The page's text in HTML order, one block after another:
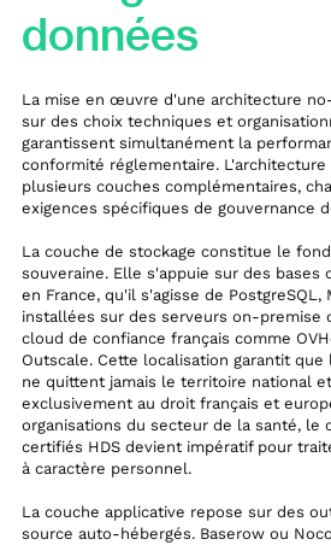
données
La mise en œuvre d'une architecture
sur des choix techniques et
garantissent simultanément la
conformité réglementaire.
plusieurs couches complémentaires,
exigences spécifiques de gouvernance
La couche de stockage constitue le
souveraine. Elle s'appuie sur des bases
en France, qu'il s'agisse de PostgreSQL,
installées sur des serveurs on-premise
cloud de confiance français comme
Outscale. Cette localisation garantit
ne quittent jamais le territoire national
exclusivement au droit français et
organisations du secteur de la santé, le
certifiés HDS devient impératif pour
à caractère personnel.
La couche applicative repose sur des
source auto-hébergés. Baserow ou